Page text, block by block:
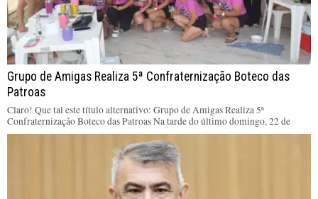
Grupo de Amigas Realiza 5ª Confraternização Boteco das
Patroas
Claro! Que tal este título alternativo: Grupo de Amigas Realiza 5ª
Confraternização Boteco das Patroas Na tarde do último domingo, 22 de